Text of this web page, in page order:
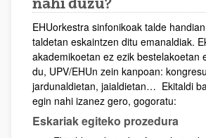
EHUorkestra sinfonikoak talde
taldetan eskaintzen ditu emanaldiak.
akademikoetan ez ezik bestelakoetan
du, UPV/EHUn zein kanpoan:
jardunaldietan, jaialdietan… Ekitaldi
egin nahi izanez gero, gogoratu:
Eskariak egiteko prozedura